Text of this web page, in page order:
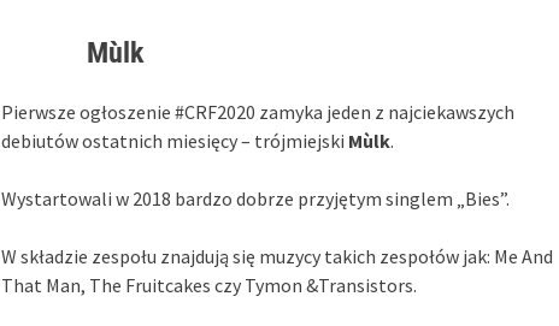
Mùlk
Pierwsze ogłoszenie #CRF2020 zamyka jeden z najciekawszych
debiutów ostatnich miesięcy – trójmiejski Mùlk.
Wystartowali w 2018 bardzo dobrze przyjętym singlem „Bies”.
W składzie zespołu znajdują się muzycy takich zespołów jak: Me And
That Man, The Fruitcakes czy Tymon &Transistors.